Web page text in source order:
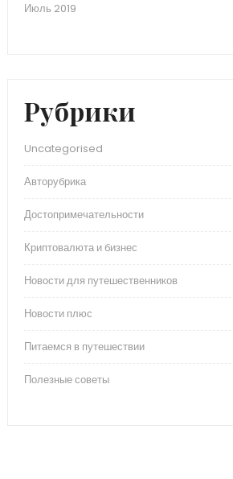
Июль 2019
Рубрики
Uncategorised
Авторубрика
Достопримечательности
Криптовалюта и бизнес
Новости для путешественников
Новости плюс
Питаемся в путешествии
Полезные советы